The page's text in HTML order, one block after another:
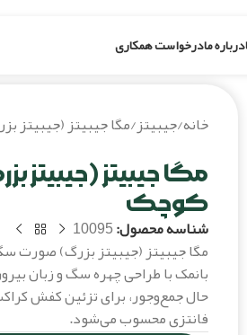
درباره مادرخواست همکاری
خانه/جیبیتز/مگا جیبیتز (جیبیتز
مگا جیبیتز
کوچک
شناسه محصول:10095
مگا جیبیتز (جیبیتز بزرگ) صورت
بانمک با طراحی چهره سگ و زبان
حال جمع‌وجور، برای تزئین کفش
فانتزی محسوب می‌شود.